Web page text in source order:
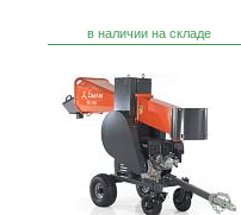
в наличии на складе